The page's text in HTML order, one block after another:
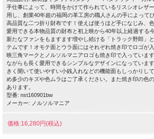
手仕事によって、時間をかけて作られているリスシオレザ
用し、創業40年超の福岡の革工房の職人さんの手によって
高品質な二つ折り財布です！使えば使うほど手になじみ、
愛用できる本物品質の財布と初上映から40年以上経過する
新たなファンをもますます増やし続ける「トラック野郎」
テムです！オモテ面とウラ面にはそれぞれ焼き印でロゴが
映三角マークとノルソルマニアロゴも焼き印で入っていま
ながらも長く愛用できるシンプルなデザインになっていま
きく開いて使いやすい小銭入れなどの機能面もしっかりし
め多少のキズや色ムラはご了承ください。また焼き印の色
あります。
型番: nst160901bw
メーカー: ノルソルマニア
価格:16,280円(税込)